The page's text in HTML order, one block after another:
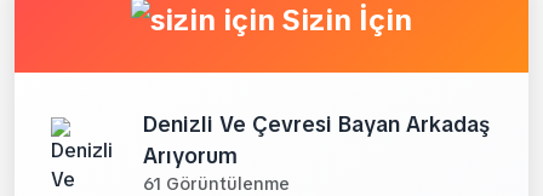
Sizin İçin
Denizli Ve Çevresi Bayan Arkadaş
Arıyorum
61 Görüntülenme